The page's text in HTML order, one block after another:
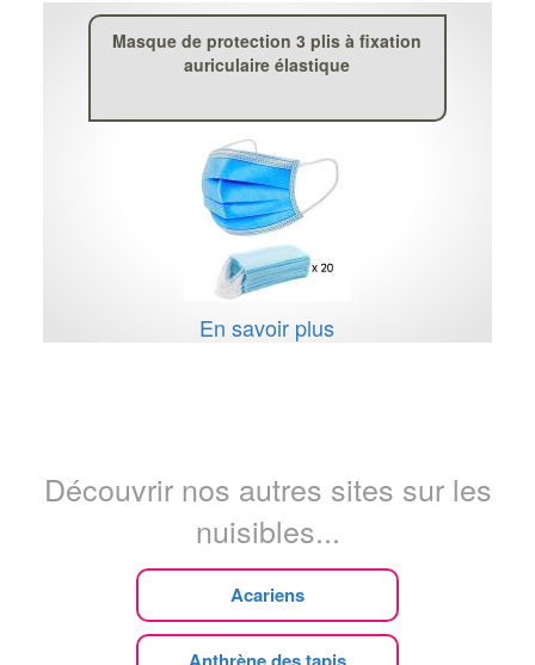
Masque de protection 3 plis à fixation
auriculaire élastique
En savoir plus
Découvrir nos autres sites sur les
nuisibles...
Acariens